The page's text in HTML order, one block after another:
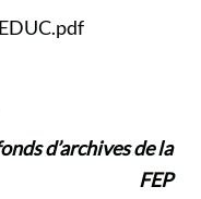
d’archives de la
FEP